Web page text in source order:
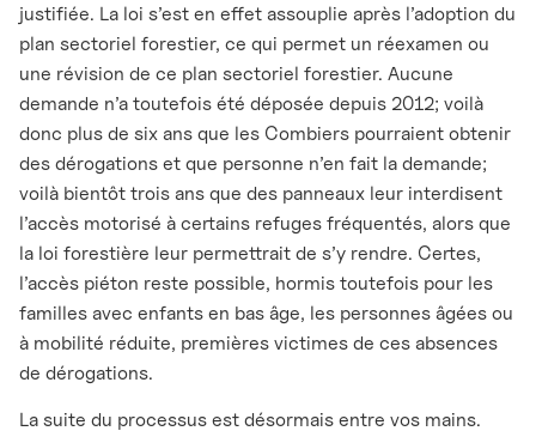
justifiée. La loi s’est en effet assouplie après l’adoption du
plan sectoriel forestier, ce qui permet un réexamen ou
une révision de ce plan sectoriel forestier. Aucune
demande n’a toutefois été déposée depuis 2012; voilà
donc plus de six ans que les Combiers pourraient obtenir
des dérogations et que personne n’en fait la demande;
voilà bientôt trois ans que des panneaux leur interdisent
l’accès motorisé à certains refuges fréquentés, alors que
la loi forestière leur permettrait de s’y rendre. Certes,
l’accès piéton reste possible, hormis toutefois pour les
familles avec enfants en bas âge, les personnes âgées ou
à mobilité réduite, premières victimes de ces absences
de dérogations.
La suite du processus est désormais entre vos mains.